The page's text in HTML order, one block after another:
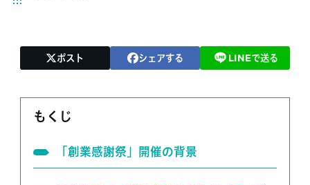
ポスト シェアする LINEで送る
もくじ
「創業感謝祭」開催の背景